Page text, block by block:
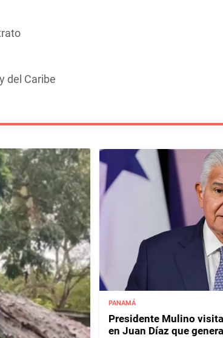
del Caribe
PANAMÁ
Presidente Mulino
en Juan Díaz que